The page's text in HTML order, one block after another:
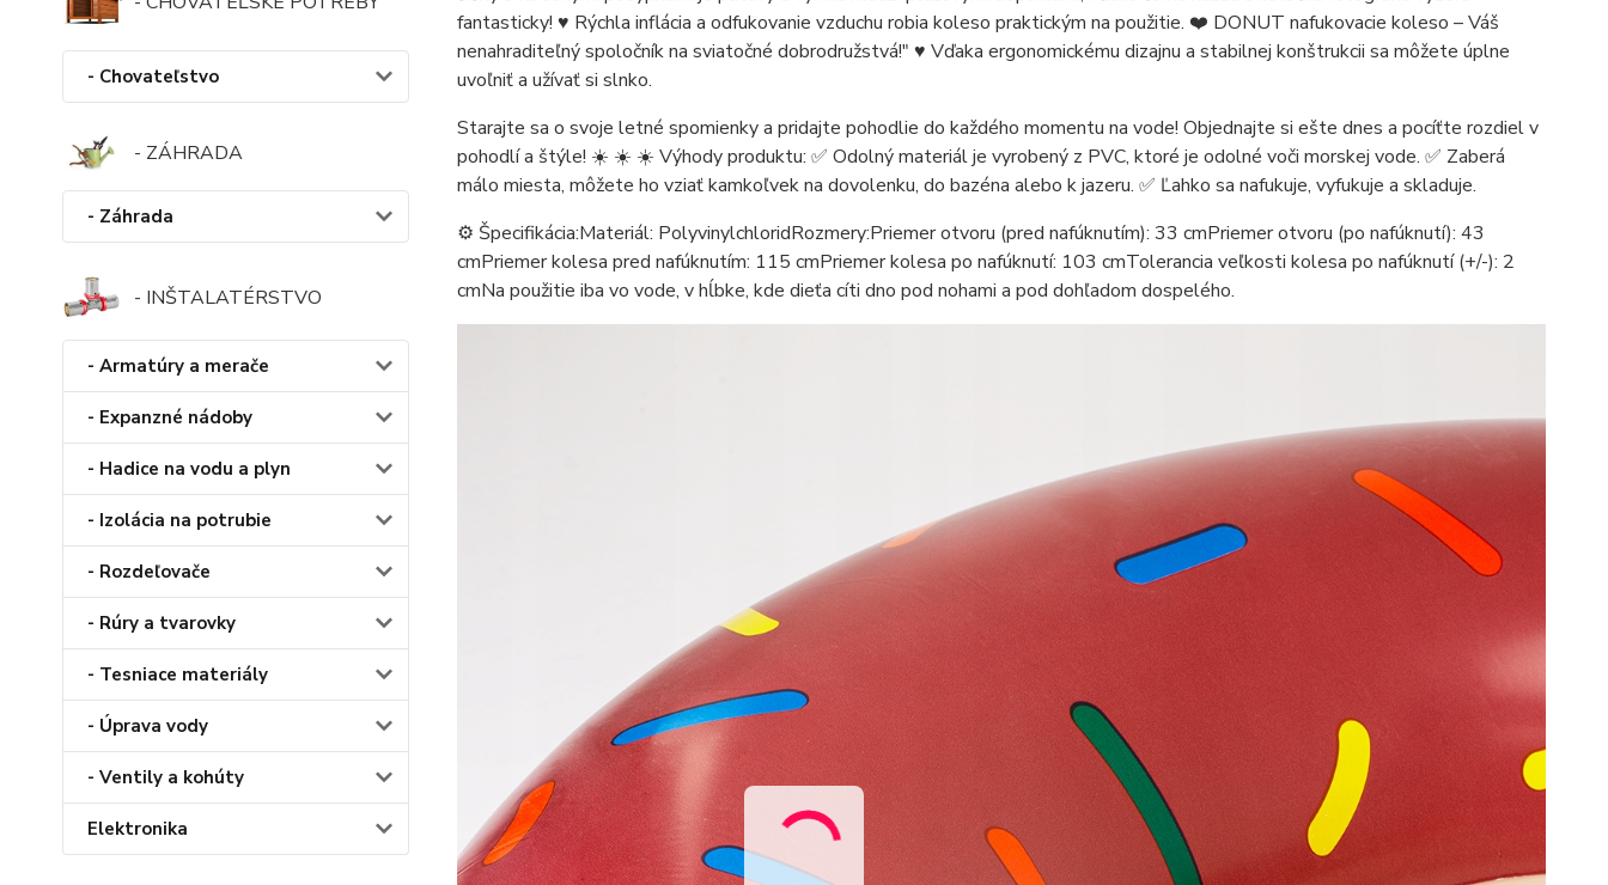
- Chovateľstvo
- ZÁHRADA
- Záhrada
- INŠTALATÉRSTVO
- Armatúry a merače
- Expanzné nádoby
- Hadice na vodu a plyn
- Izolácia na potrubie
- Rozdeľovače
- Rúry a tvarovky
- Tesniace materiály
- Úprava vody
- Ventily a kohúty
Elektronika
fantasticky! ♥️ Rýchla inflácia a odfukovanie vzduchu robia koleso praktickým na použitie. ❤️ DONUT nafukovacie koleso – Váš
nenahraditeľný spoločník na sviatočné dobrodružstvá!" ♥️ Vďaka ergonomickému dizajnu a stabilnej konštrukcii sa môžete úplne
uvoľniť a užívať si slnko.
Starajte sa o svoje letné spomienky a pridajte pohodlie do každého momentu na vode! Objednajte si ešte dnes a pocíťte rozdiel v
pohodlí a štýle! ☀️ ☀️ ☀️ Výhody produktu: ✅ Odolný materiál je vyrobený z PVC, ktoré je odolné voči morskej vode. ✅ Zaberá
málo miesta, môžete ho vziať kamkoľvek na dovolenku, do bazéna alebo k jazeru. ✅ Ľahko sa nafukuje, vyfukuje a skladuje.
⚙️ Špecifikácia:Materiál: PolyvinylchloridRozmery:Priemer otvoru (pred nafúknutím): 33 cmPriemer otvoru (po nafúknutí): 43
cmPriemer kolesa pred nafúknutím: 115 cmPriemer kolesa po nafúknutí: 103 cmTolerancia veľkosti kolesa po nafúknutí (+/-): 2
cmNa použitie iba vo vode, v hĺbke, kde dieťa cíti dno pod nohami a pod dohľadom dospelého.